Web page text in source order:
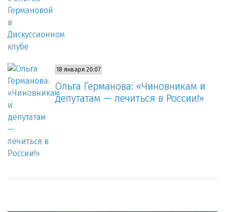
18 января 20:07
Ольга Германова: «Чиновникам и
депутатам — лечиться в России!»